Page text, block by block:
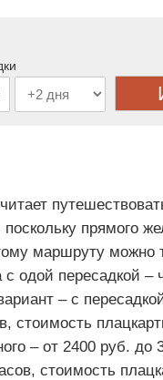
прямого
маршруту можно
одой пересадкой –
– с
стоимость
– от 2400 руб. до
стоимость